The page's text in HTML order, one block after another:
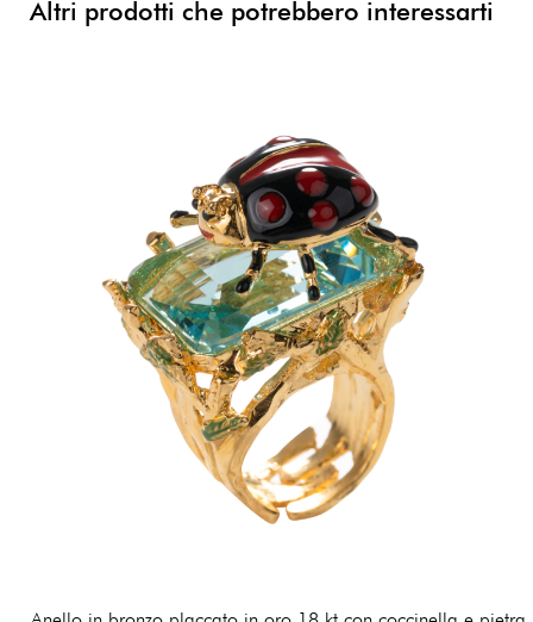
Altri prodotti che potrebbero interessarti